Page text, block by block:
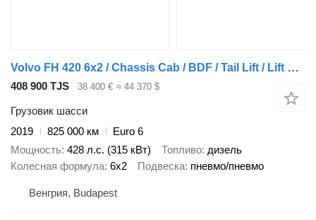
Volvo FH 420 6x2 / Chassis Cab / BDF / Tail Lift / Lift & Steering Axl
408 900 TJS 38 400 € ≈ 44 370 $
Грузовик шасси
2019
825 000 км
Euro 6
Мощность 428 л.с. (315 кВт) Топливо дизель
Колесная формула 6x2 Подвеска пневмо/пневмо
Венгрия, Budapest